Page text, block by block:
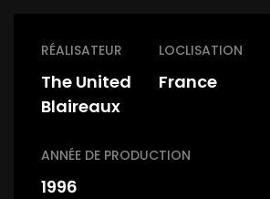
RÉALISATEUR
The United
Blaireaux
LOCLISATION
France
ANNÉE DE PRODUCTION
1996